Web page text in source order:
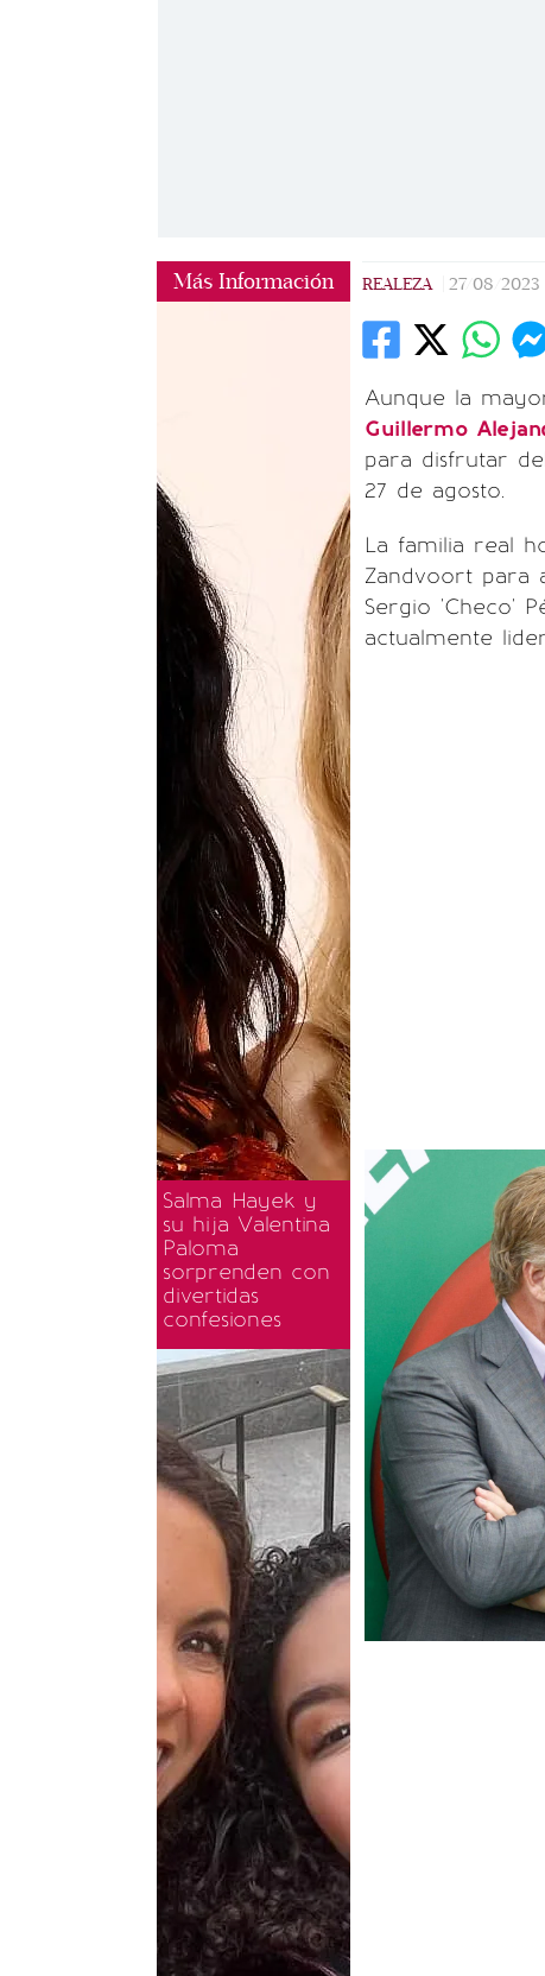
Más Información
Salma Hayek y
su hija Valentina
Paloma
sorprenden con
divertidas
confesiones
REALEZA 27/08/2023
Aunque la
Guillermo
para disfrutar
27 de agosto.
La familia real
Zandvoort para
Sergio 'Checo'
actualmente